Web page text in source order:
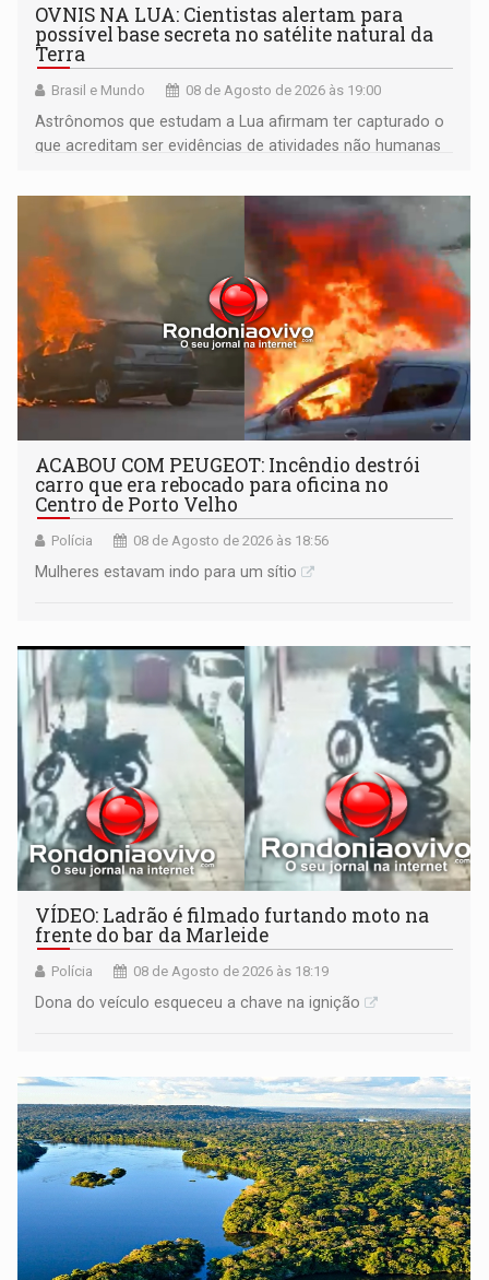
OVNIS NA LUA: Cientistas alertam para
possível base secreta no satélite natural da
Terra
Brasil e Mundo 08 de Agosto de 2026 às 19:00
Astrônomos que estudam a Lua afirmam ter capturado o
que acreditam ser evidências de atividades não humanas
órbita
ACABOU COM PEUGEOT: Incêndio destrói
carro que era rebocado para oficina no
Centro de Porto Velho
Polícia 08 de Agosto de 2026 às 18:56
Mulheres estavam indo para um sítio
VÍDEO: Ladrão é filmado furtando moto na
frente do bar da Marleide
Polícia 08 de Agosto de 2026 às 18:19
Dona do veículo esqueceu a chave na ignição